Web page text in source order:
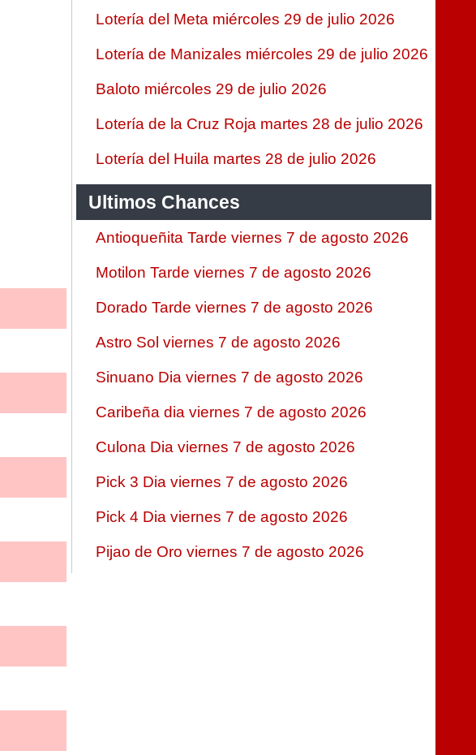
Lotería del Meta miércoles 29 de julio 2026
Lotería de Manizales miércoles 29 de julio 2026
Baloto miércoles 29 de julio 2026
Lotería de la Cruz Roja martes 28 de julio 2026
Lotería del Huila martes 28 de julio 2026
Ultimos Chances
Antioqueñita Tarde viernes 7 de agosto 2026
Motilon Tarde viernes 7 de agosto 2026
Dorado Tarde viernes 7 de agosto 2026
Astro Sol viernes 7 de agosto 2026
Sinuano Dia viernes 7 de agosto 2026
Caribeña dia viernes 7 de agosto 2026
Culona Dia viernes 7 de agosto 2026
Pick 3 Dia viernes 7 de agosto 2026
Pick 4 Dia viernes 7 de agosto 2026
Pijao de Oro viernes 7 de agosto 2026